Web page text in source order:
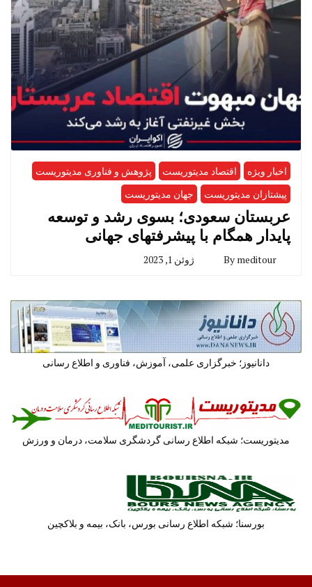
اخبار ویژه اقتصاد مدیتوریست
پژوهش و فناوری مدیتوریست
پیشتازان مدیتوریست
جهان مدیتوریست
عربستان سعودی؛ بسوی رشد و توسعه
پایدار همگام با پیشرفتهای جهانی
By meditour ژوئن 1, 2023
دانانیوز؛ خبرگزاری علمی، آموزش، فناوری و اطلاع رسانی
مدیتوریست؛ شبکه اطلاع رسانی گردشگری سلامت، درمان و ورزش
بورسنا؛ شبکه اطلاع رسانی بورس، بانک، بیمه و بلاکچین